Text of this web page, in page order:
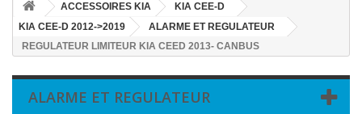
ACCESSOIRES KIA
KIA CEE-D
KIA CEE-D 2012->2019
ALARME ET REGULATEUR
REGULATEUR LIMITEUR KIA CEED 2013- CANBUS
ALARME ET REGULATEUR